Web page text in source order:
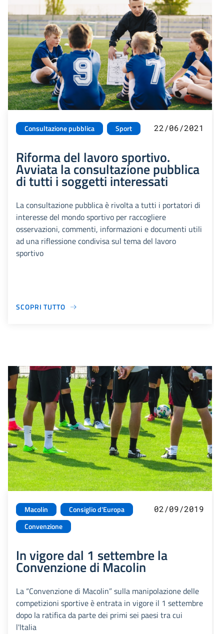
Consultazione pubblica Sport 22/06/2021
Riforma del lavoro sportivo.
Avviata la consultazione pubblica
di tutti i soggetti interessati
La consultazione pubblica è rivolta a tutti i portatori di
interesse del mondo sportivo per raccogliere
osservazioni, commenti, informazioni e documenti utili
ad una riflessione condivisa sul tema del lavoro
sportivo
SCOPRI TUTTO
Macolin
Consiglio d'Europa
Convenzione
02/09/2019
In vigore dal 1 settembre la
Convenzione di Macolin
La “Convenzione di Macolin” sulla manipolazione delle
competizioni sportive è entrata in vigore il 1 settembre
dopo la ratifica da parte dei primi sei paesi tra cui
l'Italia